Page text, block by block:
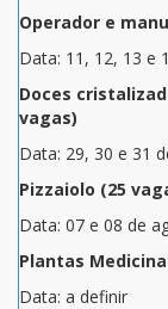
Operador e
Data: 11, 12, 13 e
Doces
vagas)
Data: 29, 30 e 31
Pizzaiolo (25
Data: 07 e 08 de
Plantas
Data: a definir